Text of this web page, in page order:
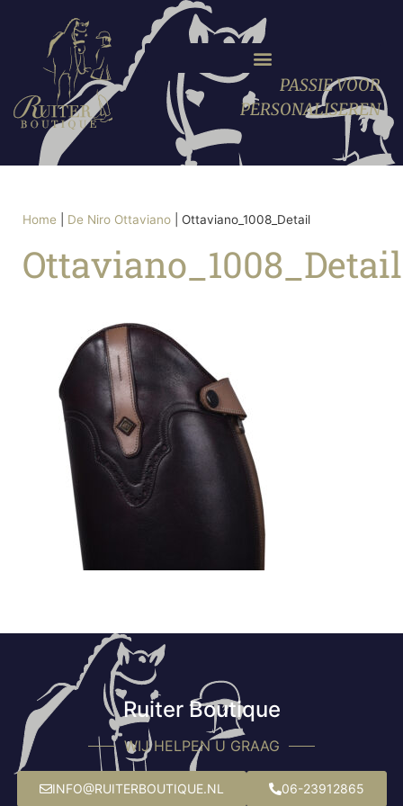
PASSIE VOOR
PERSONALISEREN
Home De Niro Ottaviano Ottaviano_1008_Detail
Ottaviano_1008_Detail
Ruiter Boutique
WIJ HELPEN U GRAAG
INFO@RUITERBOUTIQUE.NL 06-23912865